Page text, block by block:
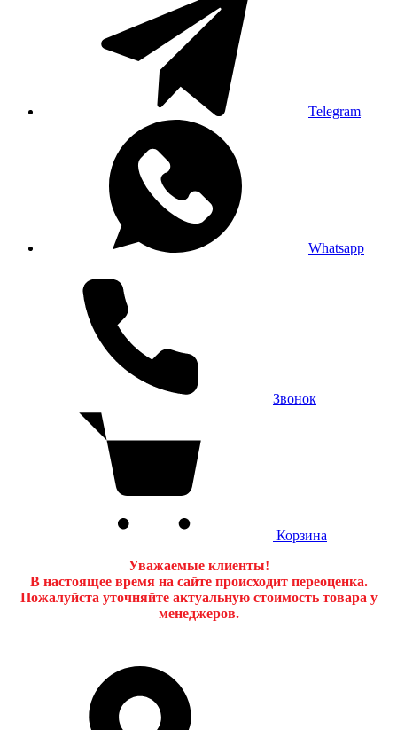
Telegram
Whatsapp
Звонок
Корзина
Уважаемые клиенты!
В настоящее время на сайте происходит переоценка.
Пожалуйста уточняйте актуальную стоимость товара у
менеджеров.